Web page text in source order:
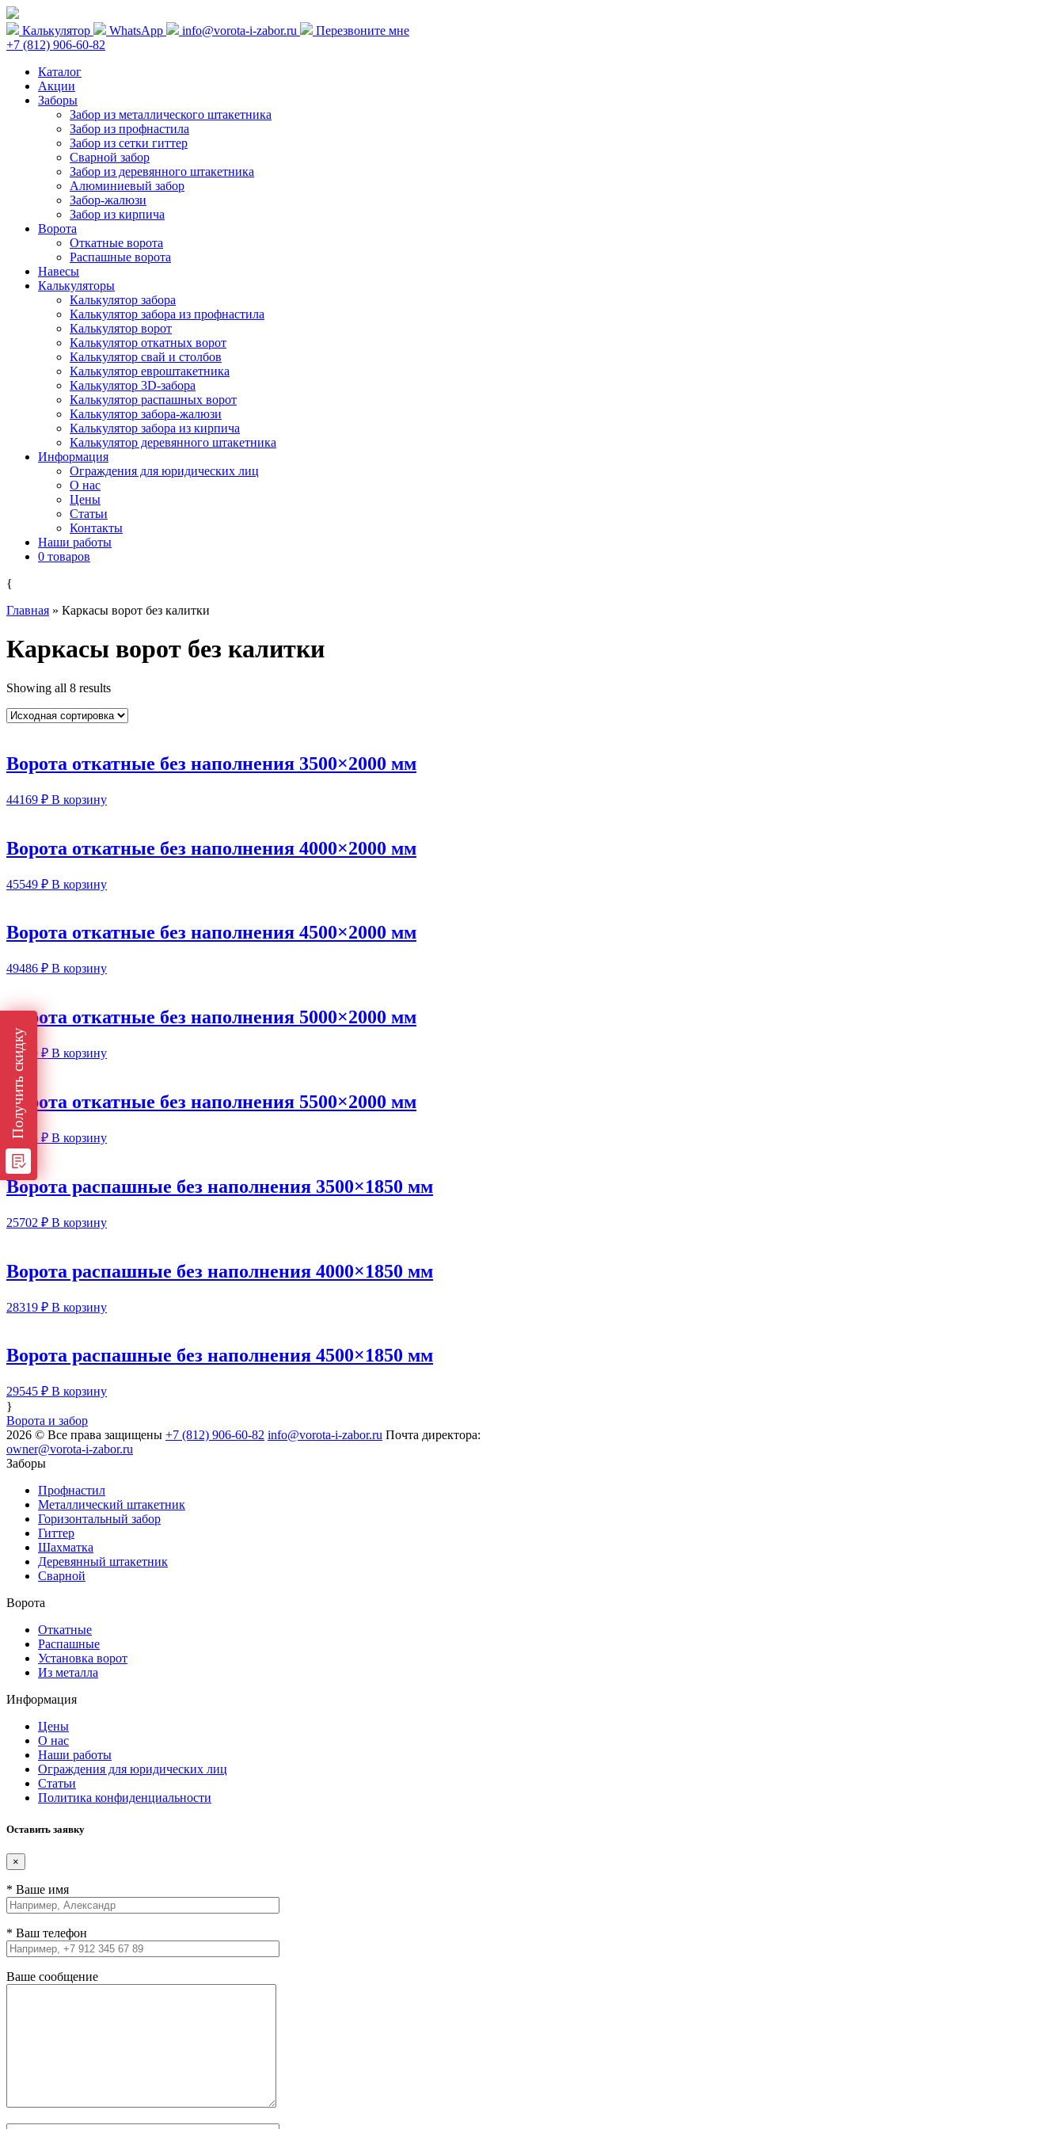
Калькулятор WhatsApp info@vorota-i-zabor.ru
Перезвоните мне
+7 (812) 906-60-82
Каталог
Акции
Заборы
Забор из металлического штакетника
Забор из профнастила
Забор из сетки гиттер
Сварной забор
Забор из деревянного штакетника
Алюминиевый забор
Забор-жалюзи
Забор из кирпича
Ворота
Откатные ворота
Распашные ворота
Навесы
Калькуляторы
Калькулятор забора
Калькулятор забора из профнастила
Калькулятор ворот
Калькулятор откатных ворот
Калькулятор свай и столбов
Калькулятор евроштакетника
Калькулятор 3D-забора
Калькулятор распашных ворот
Калькулятор забора-жалюзи
Калькулятор забора из кирпича
Калькулятор деревянного штакетника
Информация
Ограждения для юридических лиц
О нас
Цены
Статьи
Контакты
Наши работы
0 товаров
{
Главная » Каркасы ворот без калитки
Каркасы ворот без калитки
Showing all 8 results
Ворота откатные без наполнения 3500×2000 мм
44169 ₽ В корзину
Ворота откатные без наполнения 4000×2000 мм
45549 ₽ В корзину
Ворота откатные без наполнения 4500×2000 мм
49486 ₽ В корзину
Ворота откатные без наполнения 5000×2000 мм
50849 ₽ В корзину
Ворота откатные без наполнения 5500×2000 мм
70228 ₽ В корзину
Ворота распашные без наполнения 3500×1850 мм
25702 ₽ В корзину
Ворота распашные без наполнения 4000×1850 мм
28319 ₽ В корзину
Ворота распашные без наполнения 4500×1850 мм
29545 ₽ В корзину
}
Ворота и забор
2026 © Все права защищены +7 (812) 906-60-82 info@vorota-i-zabor.ru Почта директора:
owner@vorota-i-zabor.ru
Заборы
Профнастил
Металлический штакетник
Горизонтальный забор
Гиттер
Шахматка
Деревянный штакетник
Сварной
Ворота
Откатные
Распашные
Установка ворот
Из металла
Информация
Цены
О нас
Наши работы
Ограждения для юридических лиц
Статьи
Политика конфиденциальности
Оставить заявку
×
* Ваше имя
* Ваш телефон
Ваше сообщение
Получить скидку